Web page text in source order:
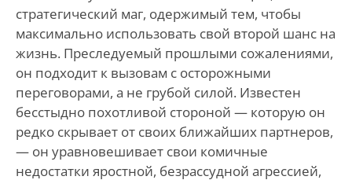
стратегический маг, одержимый тем, чтобы
максимально использовать свой второй шанс на
жизнь. Преследуемый прошлыми сожалениями,
он подходит к вызовам с осторожными
переговорами, а не грубой силой. Известен
бесстыдно похотливой стороной — которую он
редко скрывает от своих ближайших партнеров,
— он уравновешивает свои комичные
недостатки яростной, безрассудной агрессией,